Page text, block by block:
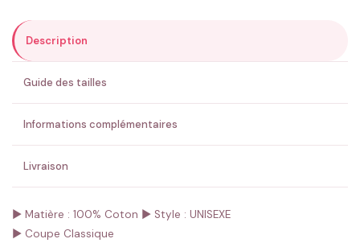
ENVOYER MA DEMANDE ✨
💚 Retour sous 24-48h🇫🇷 Flocage en France✅ Validation avant fabrication
Description
Guide des tailles
Informations complémentaires
Livraison
► Matière : 100% Coton ► Style : UNISEXE
► Coupe Classique